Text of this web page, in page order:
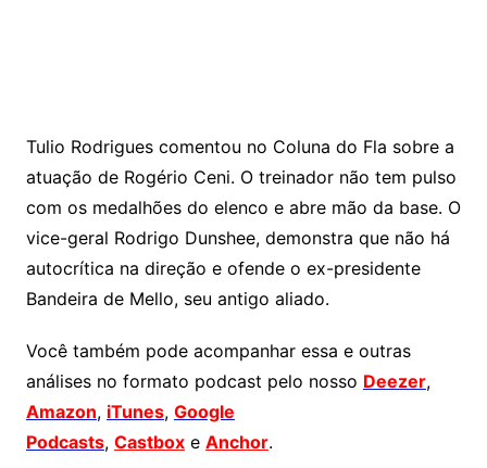
Tulio Rodrigues comentou no Coluna do Fla sobre a
atuação de Rogério Ceni. O treinador não tem pulso
com os medalhões do elenco e abre mão da base. O
vice-geral Rodrigo Dunshee, demonstra que não há
autocrítica na direção e ofende o ex-presidente
Bandeira de Mello, seu antigo aliado.
Você também pode acompanhar essa e outras
análises no formato podcast pelo nosso Deezer,
Amazon, iTunes, Google
Podcasts, Castboxe Anchor.